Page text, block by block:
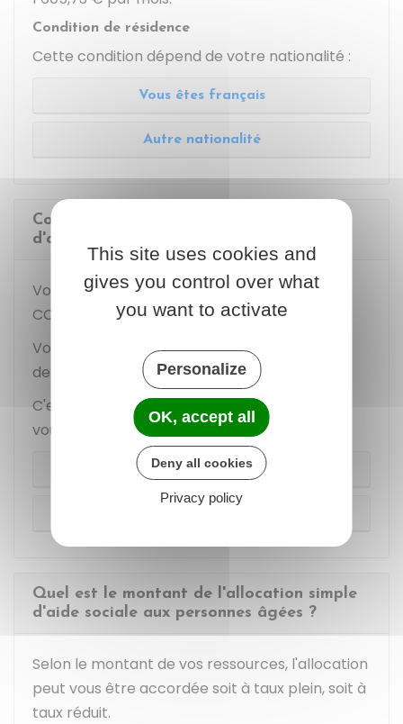
Condition de résidence
Cette condition dépend de votre nationalité :
Vous êtes français
Autre nationalité
Comment demander l'allocation simple
d'aide sociale aux personnes âgées ?
Vous devez faire votre demande auprès du
CCAS
de la mairie.
Vous devrez ensuite remplir un dossier de
demande.
C'est le préfet de département qui décide de
vous accorder ou non l'allocation simple.
Cas général
Quel est le montant de l'allocation simple
d'aide sociale aux personnes âgées ?
Selon le montant de vos ressources, l'allocation
peut vous être accordée soit à taux plein, soit à
taux réduit.
This site uses cookies and
gives you control over what
you want to activate
Personalize
OK, accept all
Deny all cookies
Privacy policy